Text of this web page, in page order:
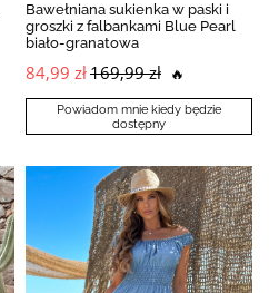
Bawełniana sukienka w paski i
groszki z falbankami Blue Pearl
biało-granatowa
84,99 zł169,99 zł 🔥
Powiadom mnie kiedy będzie
dostępny